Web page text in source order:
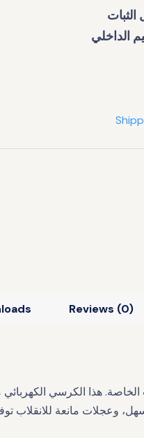
Reviews (0)
هذا الكرسي الكهربائي
مانعة للانقلاب توفر